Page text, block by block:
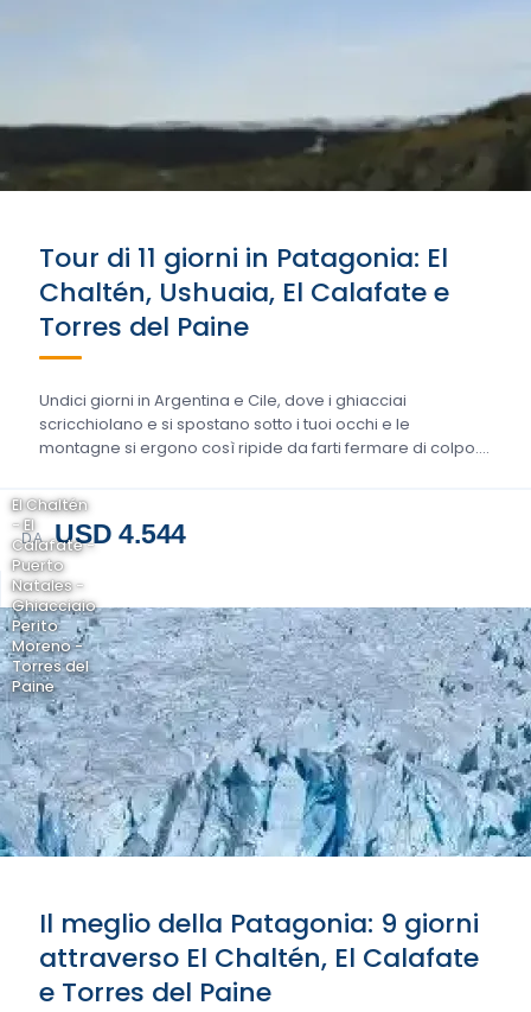
Tour di 11 giorni in Patagonia: El
Chaltén, Ushuaia, El Calafate e
Torres del Paine
Undici giorni in Argentina e Cile, dove i ghiacciai
scricchiolano e si spostano sotto i tuoi occhi e le
montagne si ergono così ripide da farti fermare di colpo….
DA USD 4.544
El Chaltén
- El
Calafate -
Puerto
Natales -
Ghiacciaio
Perito
Moreno -
Torres del
Paine
Il meglio della Patagonia: 9 giorni
attraverso El Chaltén, El Calafate
e Torres del Paine